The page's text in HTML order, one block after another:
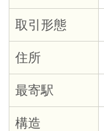
取引形態
住所
最寄駅
構造